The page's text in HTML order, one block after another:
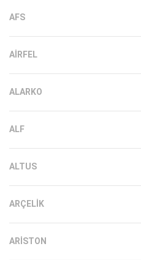
AFS
AIRFEL
ALARKO
ALF
ALTUS
ARÇELIK
ARISTON